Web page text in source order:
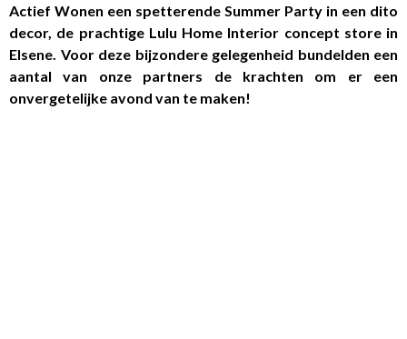
Actief Wonen een spetterende Summer Party in een dito
decor, de prachtige Lulu Home Interior concept store in
Elsene. Voor deze bijzondere gelegenheid bundelden een
aantal van onze partners de krachten om er een
onvergetelijke avond van te maken!